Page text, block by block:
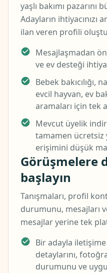
yaşlı bakımı
Adayların
ilan veren profili
Mesajlaşmadan
ve ev desteği
Bebek bakıcılığı,
evcil hayvan, ev
aramaları için tek
Mevcut üyelik
tamamen ücretsiz
erişimini düşük
Görüşmelere
başlayın
Tanışmaları, profil
durumunu, mesajları
mesajlar yerine tek
Bir adayla
detaylarını,
durumunu ve